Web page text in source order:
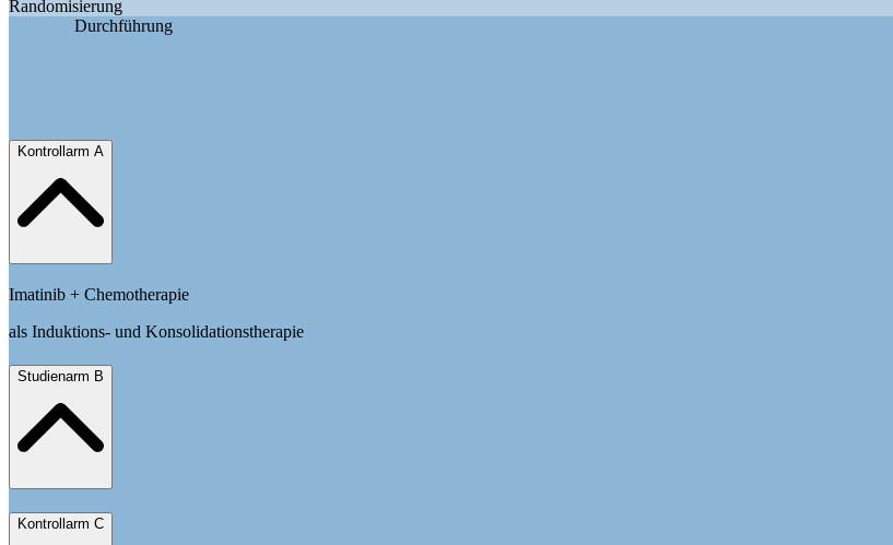
Randomisierung
Durchführung
Kontrollarm A
Imatinib + Chemotherapie
als Induktions- und Konsolidationstherapie
Studienarm B
Kontrollarm C